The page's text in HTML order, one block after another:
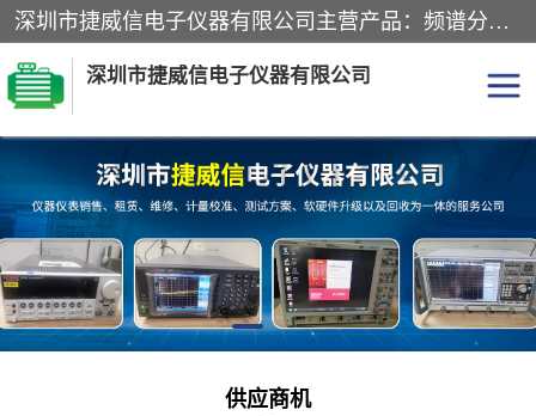
深圳市捷威信电子仪器有限公司主营产品：频谱分析仪.信号发生器.网络分析仪.音频分析仪，示波器，电源，音频分析仪。综合测试仪。蓝牙测试仪等
深圳市捷威信电子仪器有限公司
供应商机
探头 频谱分析仪
信号发生器 网络分析仪
音频分析仪 天馈线测试仪
信号源